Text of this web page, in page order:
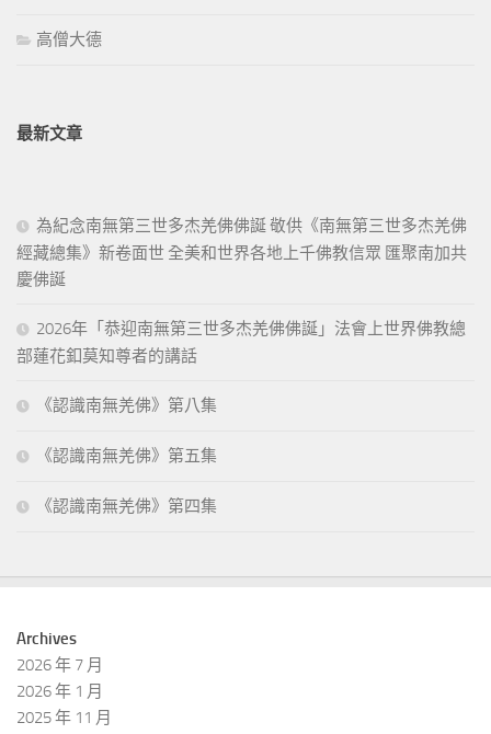
高僧大德
最新文章
為紀念南無第三世多杰羌佛佛誕 敬供《南無第三世多杰羌佛
經藏總集》新卷面世 全美和世界各地上千佛教信眾 匯聚南加共
慶佛誕
2026年「恭迎南無第三世多杰羌佛佛誕」法會上世界佛教總
部蓮花釦莫知尊者的講話
《認識南無羌佛》第八集
《認識南無羌佛》第五集
《認識南無羌佛》第四集
Archives
2026 年 7 月
2026 年 1 月
2025 年 11 月